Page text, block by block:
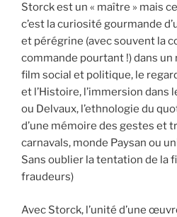
Storck est un « maître » mais
c’est la curiosité gourmande
et pérégrine (avec souvent la
commande pourtant !) dans un
film social et politique, le
et l’Histoire, l’immersion dans
ou Delvaux, l’ethnologie du
d’une mémoire des gestes et
carnavals, monde Paysan ou
Sans oublier la tentation de la
fraudeurs)
Avec Storck, l’unité d’une